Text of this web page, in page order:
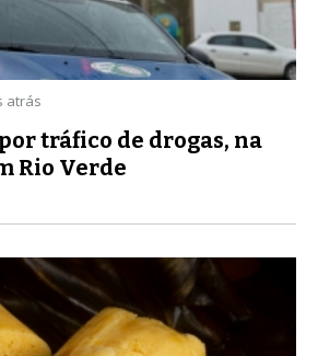
atrás
tráfico de drogas, na
Rio Verde